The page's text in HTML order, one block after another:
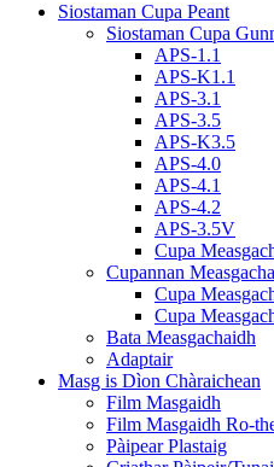
Siostaman Cupa Peant
Siostaman Cupa
APS-1.1
APS-K1.1
APS-3.1
APS-3.5
APS-K3.5
APS-4.0
APS-4.1
APS-4.2
APS-3.5V
Cupa
Cupannan
Cupa
Cupa
Bata Measgachaidh
Adaptair
Masg is Dìon Chàraichean
Film Masgaidh
Film Masgaidh Ro-
Pàipear Plastaig